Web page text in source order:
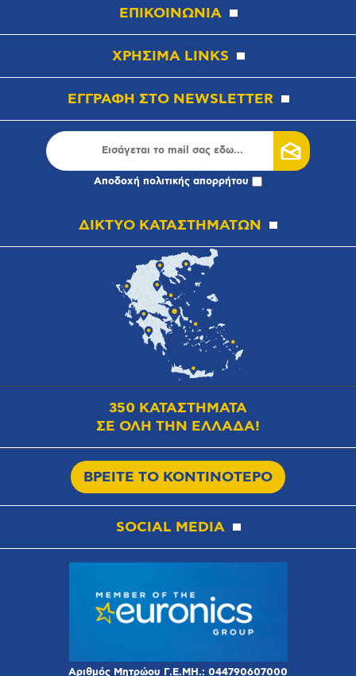
ΕΠΙΚΟΙΝΩΝΙΑ
ΧΡΗΣΙΜΑ LINKS
ΕΓΓΡΑΦΗ ΣΤΟ NEWSLETTER
Αποδοχή πολιτικής απορρήτου
ΔΙΚΤΥΟ ΚΑΤΑΣΤΗΜΑΤΩΝ
350 ΚΑΤΑΣΤΗΜΑΤΑ
ΣΕ ΟΛΗ ΤΗΝ ΕΛΛΑΔΑ!
ΒΡΕΙΤΕ ΤΟ ΚΟΝΤΙΝΟΤΕΡΟ
SOCIAL MEDIA